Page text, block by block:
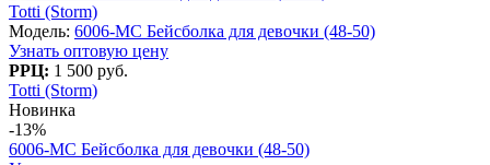
Totti (Storm)
Модель: 6006-MC Бейсболка для девочки (48-50)
Узнать оптовую цену
РРЦ: 1 500 руб.
Totti (Storm)
Новинка
-13%
6006-MC Бейсболка для девочки (48-50)